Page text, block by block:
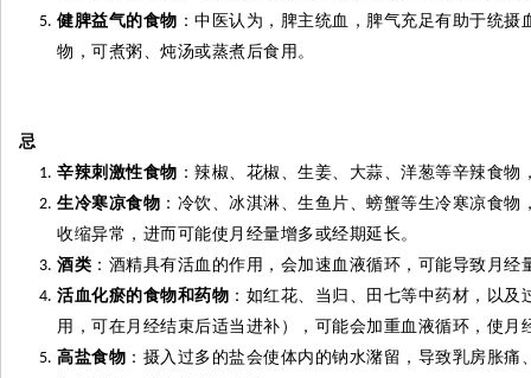
健脾益气的食物 ：中医认为，脾主统血，脾气充足有助于统
物，可煮粥、炖汤或蒸煮后食用。
忌
辛辣刺激性食物 ：辣椒、花椒、生姜、大蒜、洋葱等辛辣食物
生冷寒凉食物 ：冷饮、冰淇淋、生鱼片、螃蟹等生冷寒凉食
收缩异常，进而可能使月经量增多或经期延长。
酒类 ：酒精具有活血的作用，会加速血液循环，可能导致月
活血化瘀的食物和药物 ：如红花、当归、田七等中药材，以
用，可在月经结束后适当进补），可能会加重血液循环，使月
高盐食物 ：摄入过多的盐会使体内的钠水潴留，导致乳房胀